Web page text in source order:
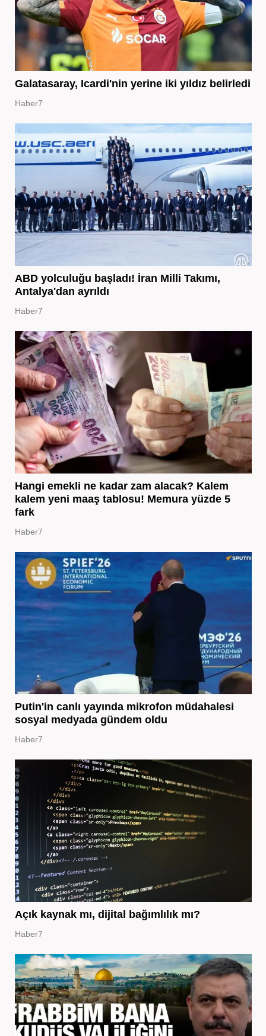
Galatasaray, Icardi'nin yerine iki yıldız belirledi
Haber7
ABD yolculuğu başladı! İran Milli Takımı,
Antalya'dan ayrıldı
Haber7
Hangi emekli ne kadar zam alacak? Kalem
kalem yeni maaş tablosu! Memura yüzde 5
fark
Haber7
Putin'in canlı yayında mikrofon müdahalesi
sosyal medyada gündem oldu
Haber7
Açık kaynak mı, dijital bağımlılık mı?
Haber7